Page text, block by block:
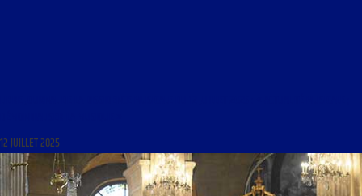
12 JUILLET 2025